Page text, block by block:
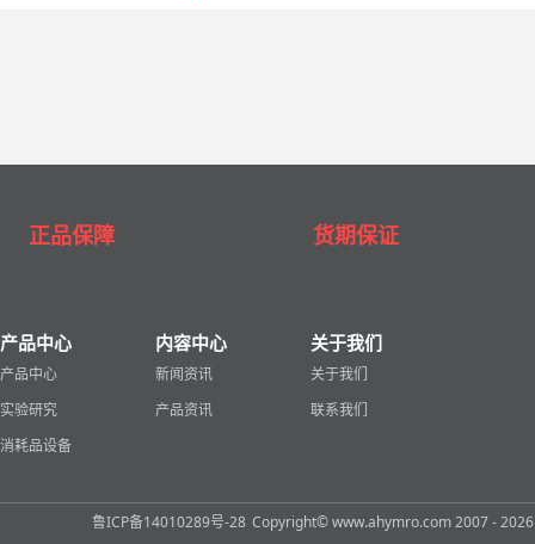
正品保障 货期保证
产品中心
产品中心
实验研究
消耗品设备
内容中心
新闻资讯
产品资讯
关于我们
关于我们
联系我们
鲁ICP备14010289号-28 Copyright© www.ahymro.com 2007 - 2026